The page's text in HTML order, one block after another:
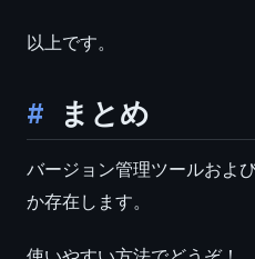
以上です。
まとめ
バージョン管理ツールおよ
か存在します。